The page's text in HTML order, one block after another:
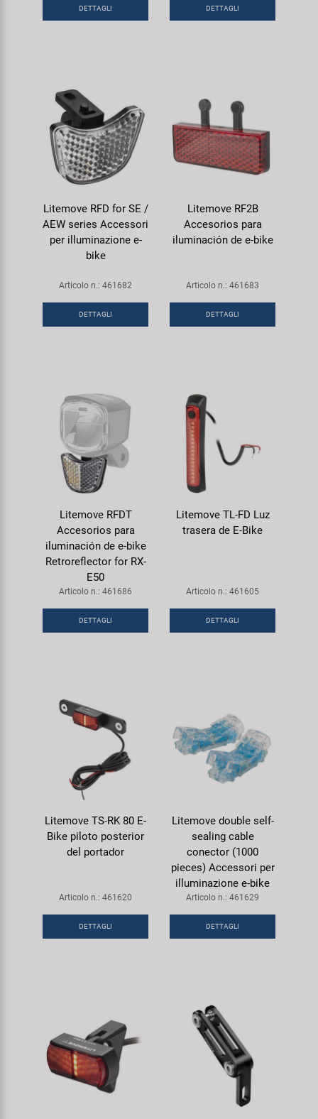
DETTAGLI DETTAGLI
Litemove RFD for SE /
AEW series Accessori
per illuminazione e-
bike
Articolo n.: 461682
DETTAGLI
Litemove RF2B
Accesorios para
iluminación de e-bike
Articolo n.: 461683
DETTAGLI
Litemove RFDT
Accesorios para
iluminación de e-bike
Retroreflector for RX-
E50
Articolo n.: 461686
DETTAGLI
Litemove TL-FD Luz
trasera de E-Bike
Articolo n.: 461605
DETTAGLI
Litemove TS-RK 80 E-
Bike piloto posterior
del portador
Articolo n.: 461620
DETTAGLI
Litemove double self-
sealing cable
conector (1000
pieces) Accessori per
illuminazione e-bike
Articolo n.: 461629
DETTAGLI